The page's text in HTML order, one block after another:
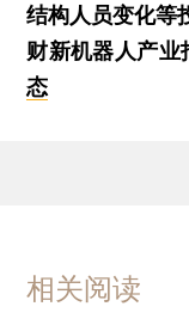
结构人员变化等
财新机器人产业
态
相关阅读